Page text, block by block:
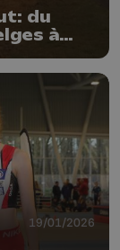
du
à
19/01/2026